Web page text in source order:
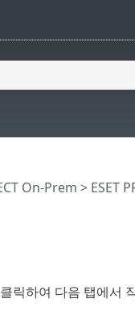
On-Prem > ESET
릭하여 다음 탭에서